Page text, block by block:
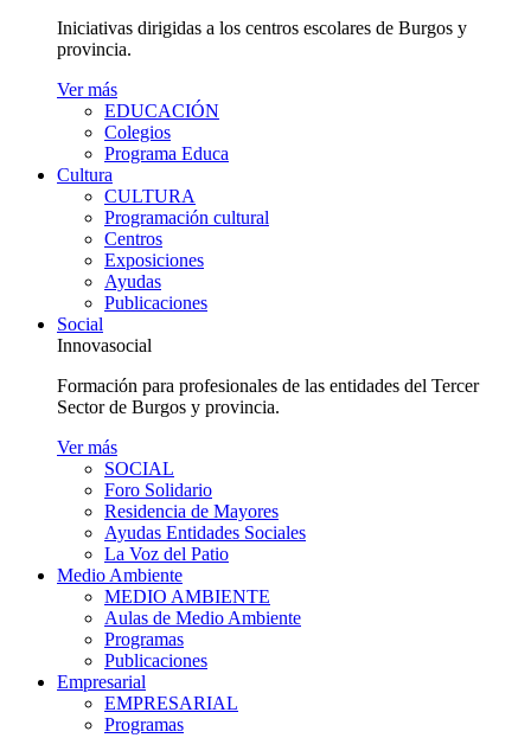
Iniciativas dirigidas a los centros escolares de Burgos y
provincia.
Ver más
EDUCACIÓN
Colegios
Programa Educa
Cultura
CULTURA
Programación cultural
Centros
Exposiciones
Ayudas
Publicaciones
Social
Innovasocial
Formación para profesionales de las entidades del Tercer
Sector de Burgos y provincia.
Ver más
SOCIAL
Foro Solidario
Residencia de Mayores
Ayudas Entidades Sociales
La Voz del Patio
Medio Ambiente
MEDIO AMBIENTE
Aulas de Medio Ambiente
Programas
Publicaciones
Empresarial
EMPRESARIAL
Programas